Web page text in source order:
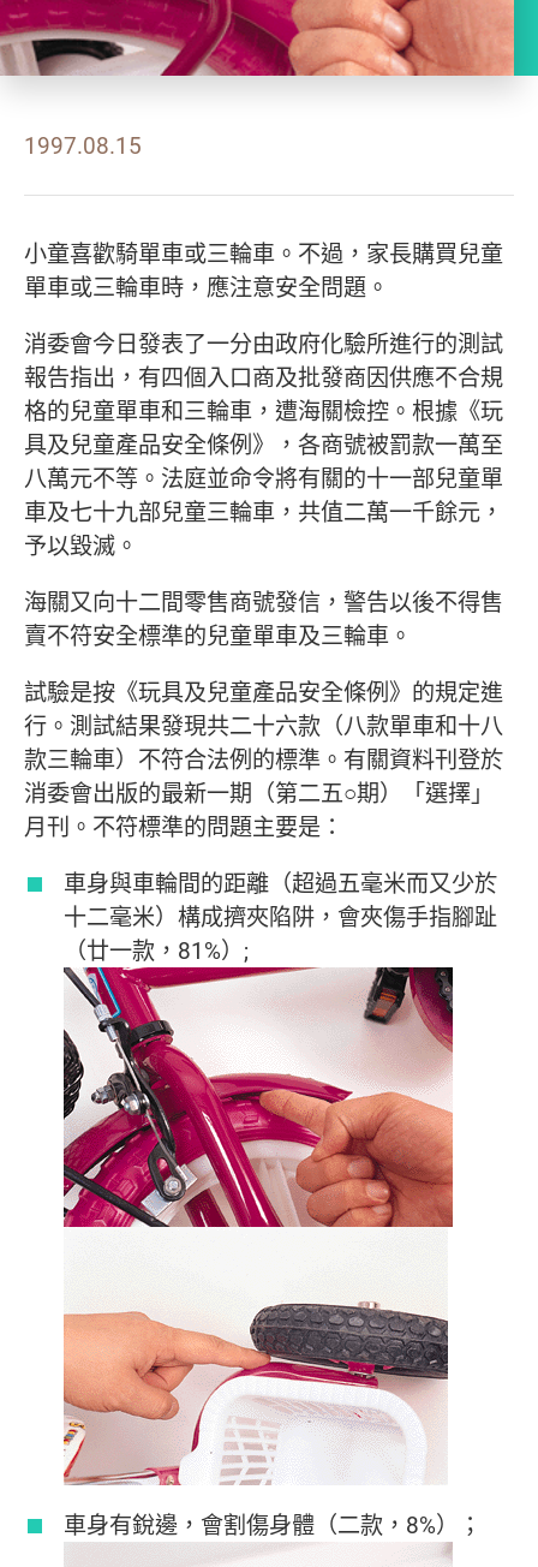
1997.08.15
小童喜歡騎單車或三輪車。不過，家長購買兒童
單車或三輪車時，應注意安全問題。
消委會今日發表了一分由政府化驗所進行的測試
報告指出，有四個入口商及批發商因供應不合規
格的兒童單車和三輪車，遭海關檢控。根據《玩
具及兒童產品安全條例》，各商號被罰款一萬至
八萬元不等。法庭並命令將有關的十一部兒童單
車及七十九部兒童三輪車，共值二萬一千餘元，
予以毀滅。
海關又向十二間零售商號發信，警告以後不得售
賣不符安全標準的兒童單車及三輪車。
試驗是按《玩具及兒童產品安全條例》的規定進
行。測試結果發現共二十六款（八款單車和十八
款三輪車）不符合法例的標準。有關資料刊登於
消委會出版的最新一期（第二五○期）「選擇」
月刊。不符標準的問題主要是：
車身與車輪間的距離（超過五毫米而又少於
十二毫米）構成擠夾陷阱，會夾傷手指腳趾
（廿一款，81%）;
車身有銳邊，會割傷身體（二款，8%）；